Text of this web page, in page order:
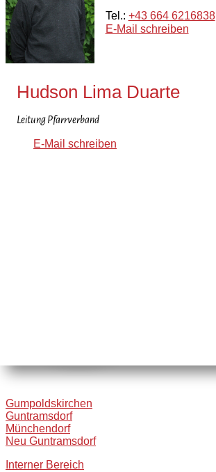
Tel.: +43 664 6216838
E-Mail schreiben
Hudson Lima Duarte
Leitung Pfarrverband
E-Mail schreiben
Gumpoldskirchen
Guntramsdorf
Münchendorf
Neu Guntramsdorf
Interner Bereich